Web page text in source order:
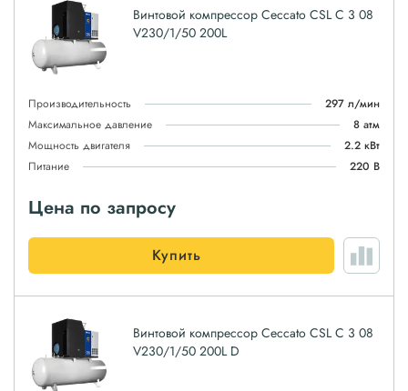
Винтовой компрессор Ceccato CSL C 3 08
V230/1/50 200L
Производительность
297 л/мин
Максимальное давление
8 атм
Мощность двигателя
2.2 кВт
Питание
220 В
Цена по запросу
Купить
Винтовой компрессор Ceccato CSL C 3 08
V230/1/50 200L D